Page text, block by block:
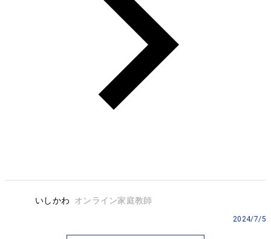
いしかわ オンライン家庭教師
2024/7/5